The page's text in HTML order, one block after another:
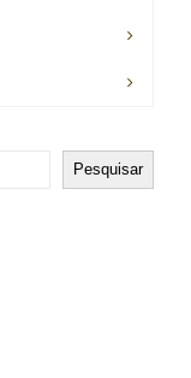
Pesquisar